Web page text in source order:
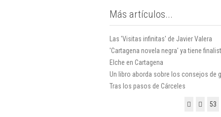
Más artículos...
Las 'Visitas infinitas' de Javier Valera
'Cartagena novela negra' ya tiene
Elche en Cartagena
Un libro aborda sobre los consejos de
Tras los pasos de Cárceles
53